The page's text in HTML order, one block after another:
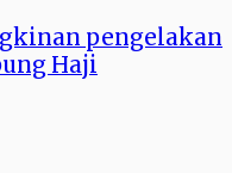
pengelakan
Haji